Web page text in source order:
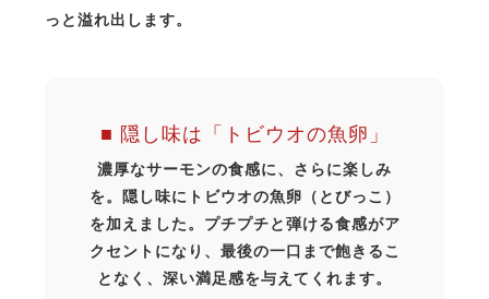
っと溢れ出します。
■ 隠し味は「トビウオの魚卵」
濃厚なサーモンの食感に、さらに楽しみ
を。隠し味にトビウオの魚卵（とびっこ）
を加えました。プチプチと弾ける食感がア
クセントになり、最後の一口まで飽きるこ
となく、深い満足感を与えてくれます。